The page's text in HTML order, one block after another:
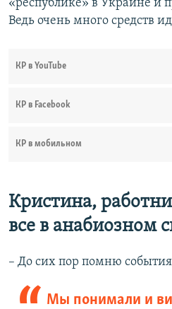
«республике» в Украине и
Ведь очень много средств
КР в YouTube
КР в Facebook
КР в мобильном
Кристина,
все в анабиозном
– До сих пор помню
Мы понимали и